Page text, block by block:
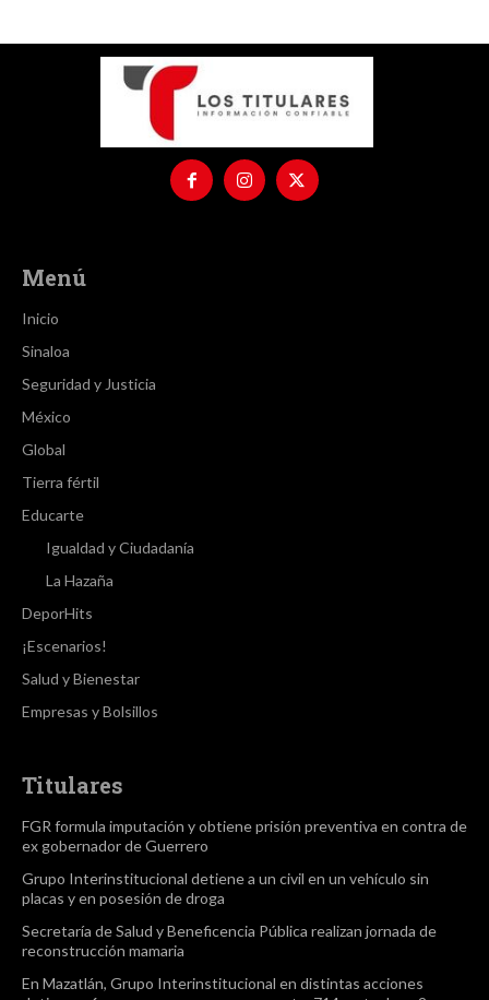
Menú
Inicio
Sinaloa
Seguridad y Justicia
México
Global
Tierra fértil
Educarte
Igualdad y Ciudadanía
La Hazaña
DeporHits
¡Escenarios!
Salud y Bienestar
Empresas y Bolsillos
Titulares
FGR formula imputación y obtiene prisión preventiva en contra de
ex gobernador de Guerrero
Grupo Interinstitucional detiene a un civil en un vehículo sin
placas y en posesión de droga
Secretaría de Salud y Beneficencia Pública realizan jornada de
reconstrucción mamaria
En Mazatlán, Grupo Interinstitucional en distintas acciones